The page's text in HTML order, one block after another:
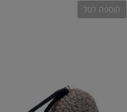
הוספה לסל